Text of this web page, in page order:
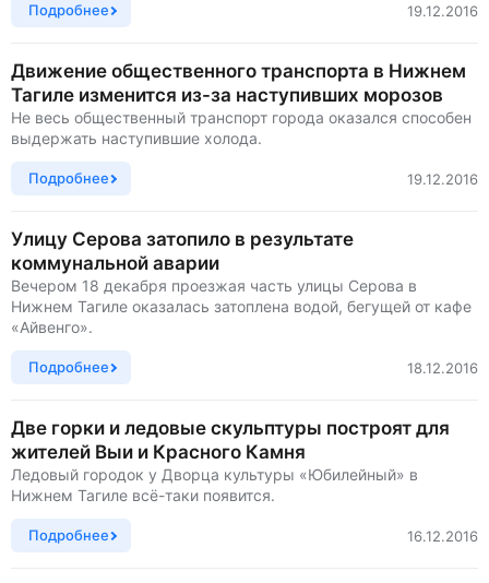
Подробнее 19.12.2016
Движение общественного транспорта в Нижнем
Тагиле изменится из-за наступивших морозов
Не весь общественный транспорт города оказался способен
выдержать наступившие холода.
Подробнее 19.12.2016
Улицу Серова затопило в результате
коммунальной аварии
Вечером 18 декабря проезжая часть улицы Серова в
Нижнем Тагиле оказалась затоплена водой, бегущей от кафе
«Айвенго».
Подробнее 18.12.2016
Две горки и ледовые скульптуры построят для
жителей Выи и Красного Камня
Ледовый городок у Дворца культуры «Юбилейный» в
Нижнем Тагиле всё-таки появится.
Подробнее 16.12.2016